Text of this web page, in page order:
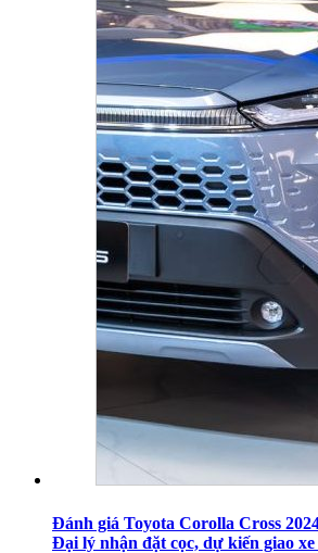
Đánh giá Toyota Corolla Cross
Đại lý nhận đặt cọc, dự kiến giao xe